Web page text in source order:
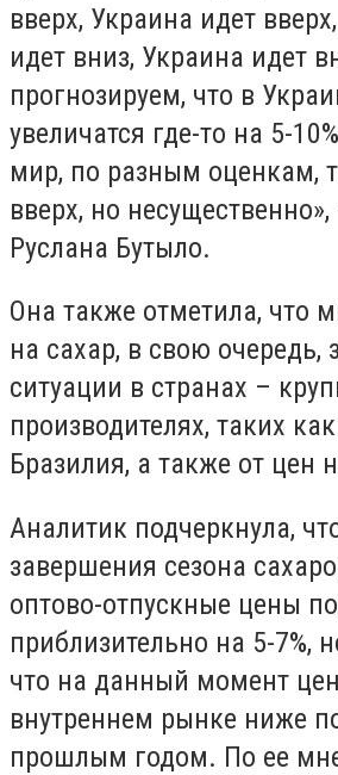
вверх, Украина идет
идет вниз, Украина идет
прогнозируем, что в
увеличатся где-то на 5-
мир, по разным оценкам,
вверх, но
Руслана Бутыло.
Она также отметила, что
на сахар, в свою очередь,
ситуации в странах –
производителях, таких
Бразилия, а также от цен
Аналитик подчеркнула,
завершения сезона
оптово-отпускные цены
приблизительно на 5-7%,
что на данный момент
внутреннем рынке ниже
прошлым годом. По ее